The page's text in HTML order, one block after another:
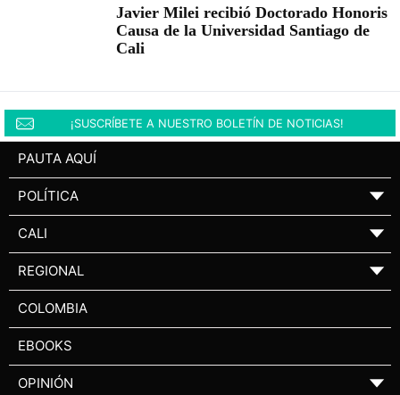
Javier Milei recibió Doctorado Honoris
Causa de la Universidad Santiago de
Cali
¡SUSCRÍBETE A NUESTRO BOLETÍN DE NOTICIAS!
PAUTA AQUÍ
POLÍTICA ▼
CALI ▼
REGIONAL ▼
COLOMBIA
EBOOKS
OPINIÓN ▼